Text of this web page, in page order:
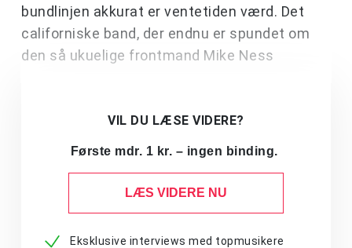
bundlinjen akkurat er ventetiden værd. Det
californiske band, der endnu er spundet om
den så ukuelige frontmand Mike Ness
VIL DU LÆSE VIDERE?
Første mdr. 1 kr. – ingen binding.
LÆS VIDERE NU
Eksklusive interviews med topmusikere